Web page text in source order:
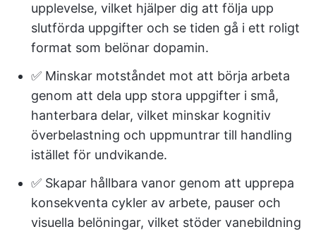
upplevelse, vilket hjälper dig att följa upp
slutförda uppgifter och se tiden gå i ett roligt
format som belönar dopamin.
✅ Minskar motståndet mot att börja arbeta
genom att dela upp stora uppgifter i små,
hanterbara delar, vilket minskar kognitiv
överbelastning och uppmuntrar till handling
istället för undvikande.
✅ Skapar hållbara vanor genom att upprepa
konsekventa cykler av arbete, pauser och
visuella belöningar, vilket stöder vanebildning